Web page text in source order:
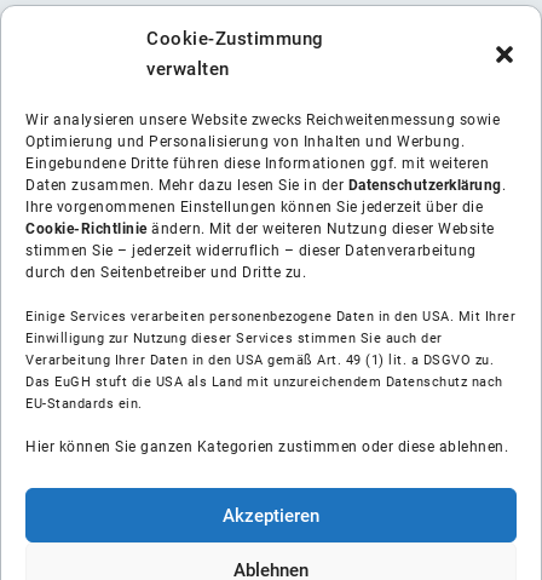
Cookie-Zustimmung
verwalten
Wir analysieren unsere Website zwecks Reichweitenmessung sowie
Optimierung und Personalisierung von Inhalten und Werbung.
Eingebundene Dritte führen diese Informationen ggf. mit weiteren
Daten zusammen. Mehr dazu lesen Sie in der Datenschutzerklärung.
Ihre vorgenommenen Einstellungen können Sie jederzeit über die
Cookie-Richtlinieändern. Mit der weiteren Nutzung dieser Website
stimmen Sie – jederzeit widerruflich – dieser Datenverarbeitung
durch den Seitenbetreiber und Dritte zu.
Einige Services verarbeiten personenbezogene Daten in den USA. Mit Ihrer
Einwilligung zur Nutzung dieser Services stimmen Sie auch der
Verarbeitung Ihrer Daten in den USA gemäß Art. 49 (1) lit. a DSGVO zu.
Das EuGH stuft die USA als Land mit unzureichendem Datenschutz nach
EU-Standards ein.
Hier können Sie ganzen Kategorien zustimmen oder diese ablehnen.
Akzeptieren
Ablehnen
Über uns
Soziale Medien